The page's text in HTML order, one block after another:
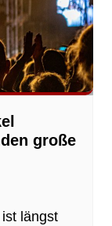
große
längst